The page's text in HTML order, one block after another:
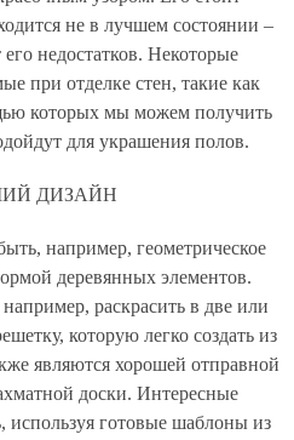
не в лучшем состоянии –
его недостатков. Некоторые
при отделке стен, такие как
которых мы можем получить
для украшения полов.
ДИЗАЙН
например, геометрическое
деревянных элементов.
раскрасить в две или
которую легко создать из
являются хорошей отправной
доски. Интересные
готовые шаблоны из